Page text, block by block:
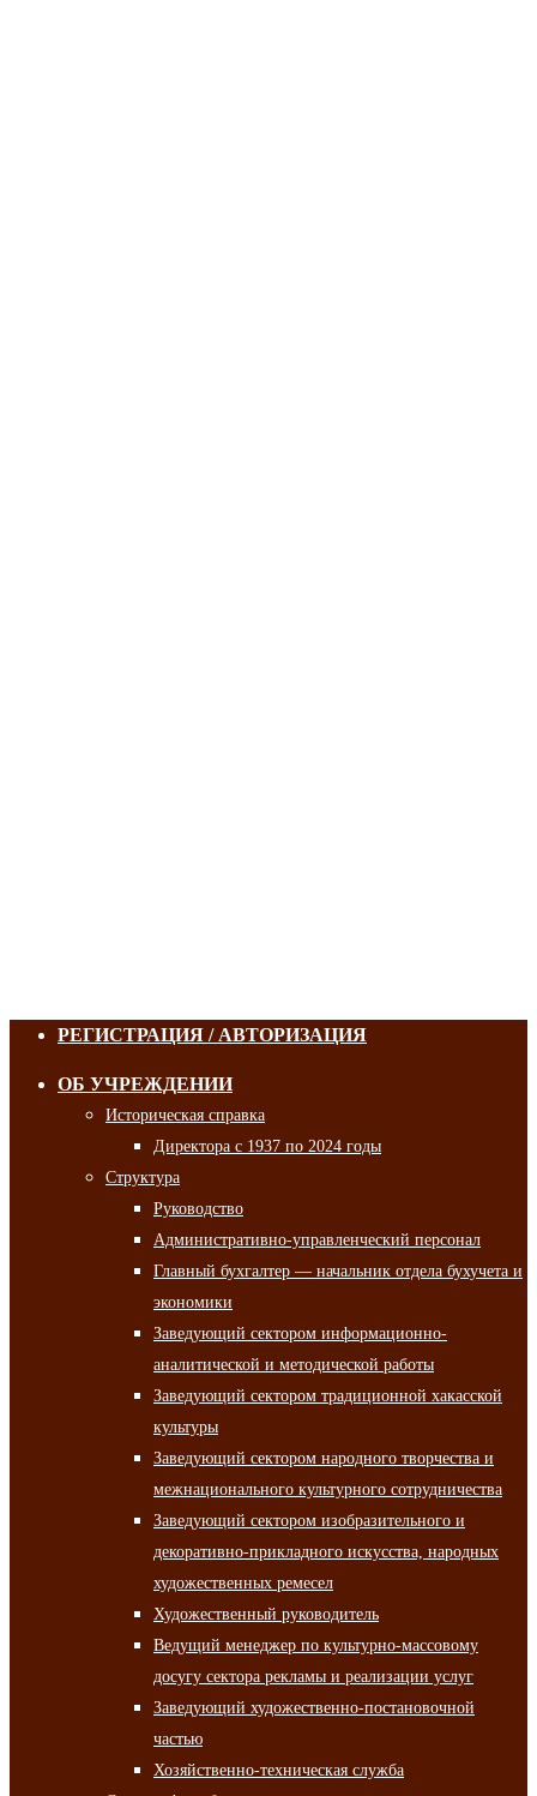
РЕГИСТРАЦИЯ / АВТОРИЗАЦИЯ
ОБ УЧРЕЖДЕНИИ
Историческая справка
Директора с 1937 по 2024 годы
Структура
Руководство
Административно-управленческий персонал
Главный бухгалтер — начальник отдела бухучета и
экономики
Заведующий сектором информационно-
аналитической и методической работы
Заведующий сектором традиционной хакасской
культуры
Заведующий сектором народного творчества и
межнационального культурного сотрудничества
Заведующий сектором изобразительного и
декоративно-прикладного искусства, народных
художественных ремесел
Художественный руководитель
Ведущий менеджер по культурно-массовому
досугу сектора рекламы и реализации услуг
Заведующий художественно-постановочной
частью
Хозяйственно-техническая служба